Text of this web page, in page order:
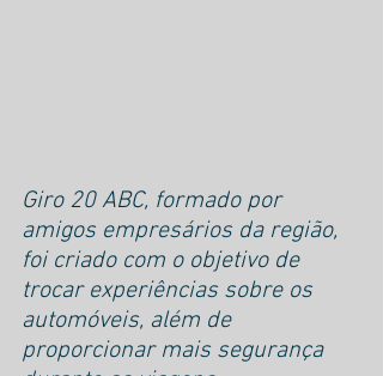
Giro 20 ABC, formado por
amigos empresários da região,
foi criado com o objetivo de
trocar experiências sobre os
automóveis, além de
proporcionar mais segurança